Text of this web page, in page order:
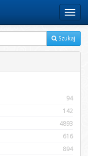
Menu
Szukaj
94
142
4893
616
894